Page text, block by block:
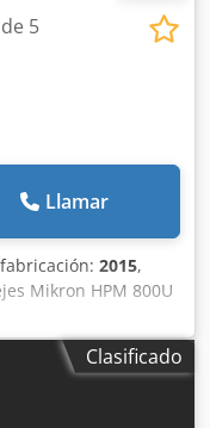
5
Llamar
2015,
Mikron HPM 800U
Recorridos XYZ: 800
Eje A: -91 / +121
Heidenhain
rpm. Motor del
Djdpfxjzm Tice
Clasificado